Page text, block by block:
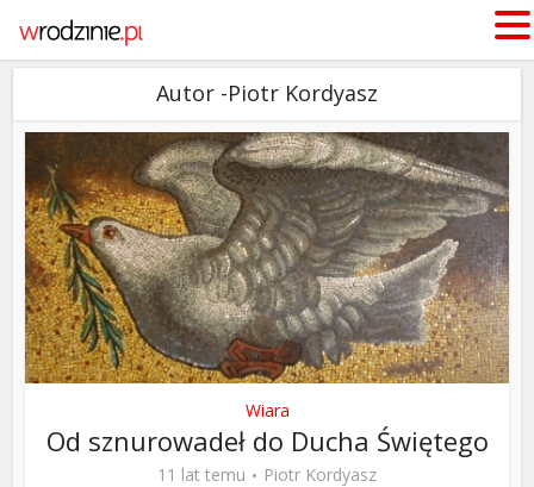
Autor -Piotr Kordyasz
Wiara
Od sznurowadeł do Ducha Świętego
11 lat temu
Piotr Kordyasz